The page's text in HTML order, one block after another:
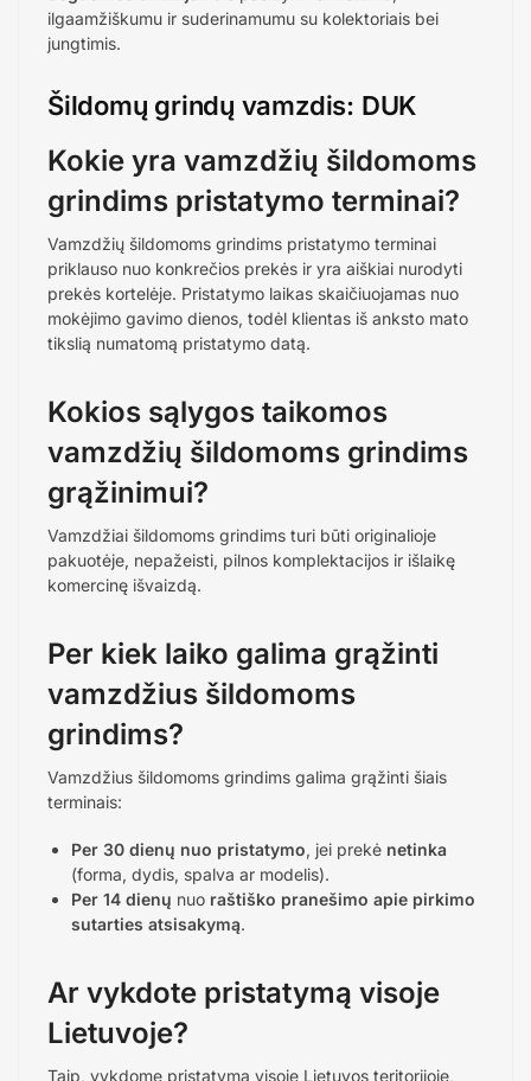
ilgaamžiškumu ir suderinamumu su kolektoriais bei
jungtimis.
Šildomų grindų vamzdis: DUK
Kokie yra vamzdžių šildomoms
grindims pristatymo terminai?
Vamzdžių šildomoms grindims pristatymo terminai
priklauso nuo konkrečios prekės ir yra aiškiai nurodyti
prekės kortelėje. Pristatymo laikas skaičiuojamas nuo
mokėjimo gavimo dienos, todėl klientas iš anksto mato
tikslią numatomą pristatymo datą.
Kokios sąlygos taikomos
vamzdžių šildomoms grindims
grąžinimui?
Vamzdžiai šildomoms grindims turi būti originalioje
pakuotėje, nepažeisti, pilnos komplektacijos ir išlaikę
komercinę išvaizdą.
Per kiek laiko galima grąžinti
vamzdžius šildomoms
grindims?
Vamzdžius šildomoms grindims galima grąžinti šiais
terminais:
Per 30 dienų nuo pristatymo, jei prekė netinka
(forma, dydis, spalva ar modelis).
Per 14 dienų nuo raštiško pranešimo apie pirkimo
sutarties atsisakymą.
Ar vykdote pristatymą visoje
Lietuvoje?
Taip, vykdome pristatymą visoje Lietuvos teritorijoje,